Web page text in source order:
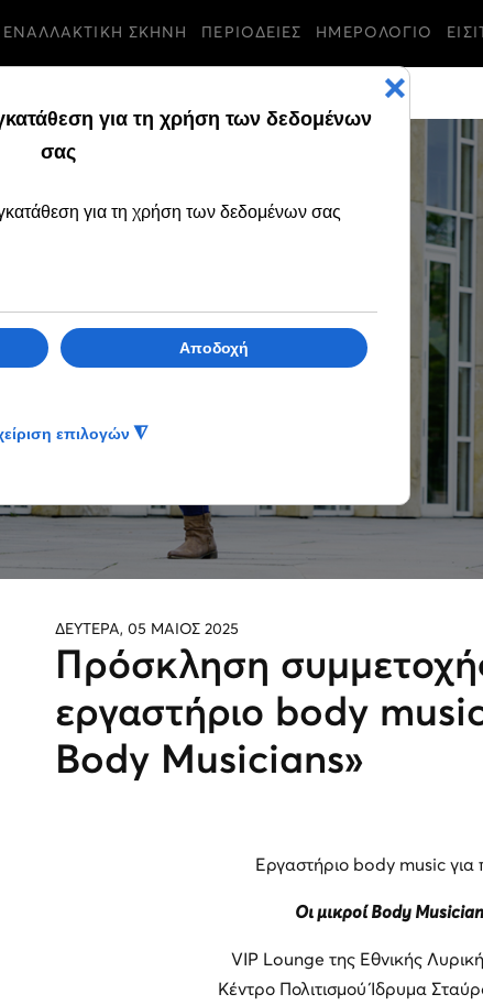
ΕΝΑΛΛΑΚΤΙΚΗ ΣΚΗΝΗ ΠΕΡΙΟΔΕΙΕΣ ΗΜΕΡΟΛΟΓΙΟ
ΔΕΥΤΕΡΑ, 05 ΜΑΙΟΣ 2025
Πρόσκληση
εργαστήριο body
Body Musicians»
Εργαστήριο body music για
Οι μικροί Body
VIP Lounge της Εθνικής
Κέντρο Πολιτισμού Ίδρυμα